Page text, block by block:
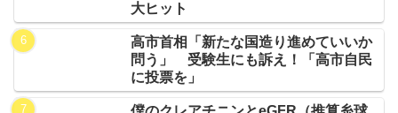
大ヒット
高市首相「新たな国造り進めていいか
問う」 受験生にも訴え！「高市自民
に投票を」